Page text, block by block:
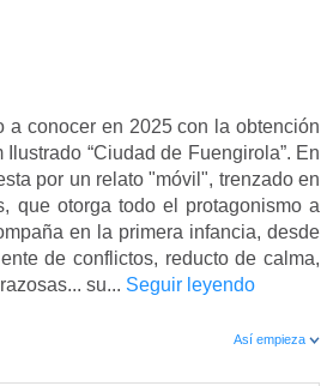
conocer en 2025 con la obtención
“Ciudad de Fuengirola”. En
por un relato "móvil", trenzado en
que otorga todo el protagonismo a
en la primera infancia, desde
de conflictos, reducto de calma,
su... Seguir leyendo
Así empieza